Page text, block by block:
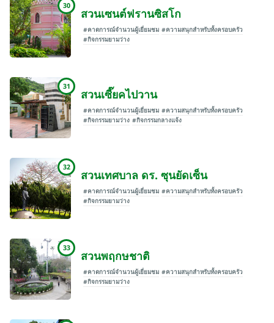
30
สวนเซนต์ฟรานซิสโก
#คาดการณ์จำนวนผู้เยี่ยมชม #ความสนุกสำหรับทั้งครอบครัว
#กิจกรรมยามว่าง
31
สวนเซี๊ยคไปวาน
#คาดการณ์จำนวนผู้เยี่ยมชม #ความสนุกสำหรับทั้งครอบครัว
#กิจกรรมยามว่าง #กิจกรรมกลางแจ้ง
32
สวนเทศบาล ดร. ซุนยัดเซ็น
#คาดการณ์จำนวนผู้เยี่ยมชม #ความสนุกสำหรับทั้งครอบครัว
#กิจกรรมยามว่าง
33
สวนพฤกษชาติ
#คาดการณ์จำนวนผู้เยี่ยมชม #ความสนุกสำหรับทั้งครอบครัว
#กิจกรรมยามว่าง